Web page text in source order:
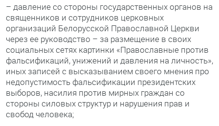
– давление со стороны государственных органов на
священников и сотрудников церковных
организаций Белорусской Православной Церкви
через ее руководство – за размещение в своих
социальных сетях картинки «Православные против
фальсификаций, унижений и давления на личность»,
иных записей с высказыванием своего мнения про
недопустимость фальсификации президентских
выборов, насилия против мирных граждан со
стороны силовых структур и нарушения прав и
свобод человека;